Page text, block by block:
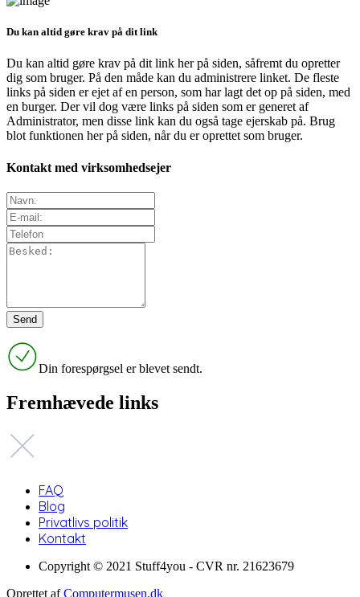
Du kan altid gøre krav på dit link
Du kan altid gøre krav på dit link her på siden, såfremt du opretter
dig som bruger. På den måde kan du administrere linket. De fleste
links på siden er ejet af en person, som har lagt det op på siden, med
en burger. Der vil dog være links på siden som er generet af
Administrator, men disse link kan du også tage ejerskab på. Brug
blot funktionen her på siden, når du er oprettet som bruger.
Kontakt med virksomhedsejer
Din forespørgsel er blevet sendt.
Fremhævede links
FAQ
Blog
Privatlivs politik
Kontakt
Copyright © 2021 Stuff4you - CVR nr. 21623679
Oprettet afComputermusen.dk